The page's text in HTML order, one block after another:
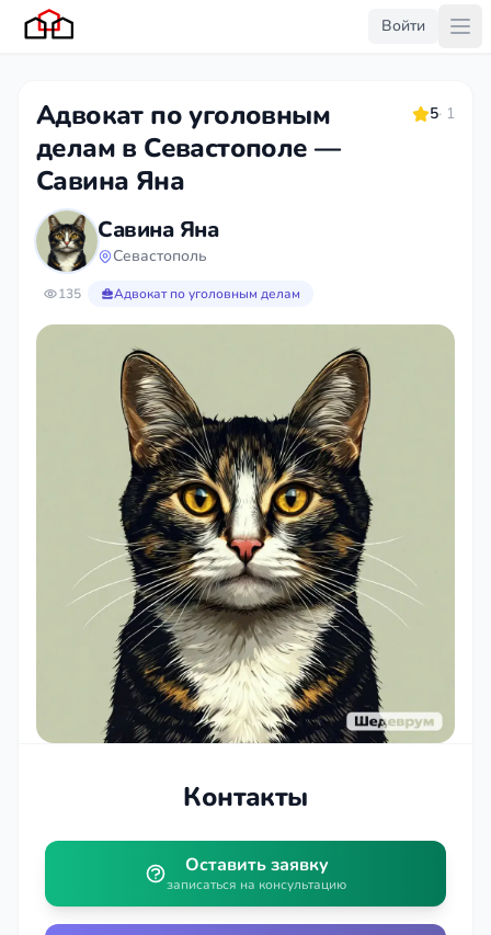
Войти
Адвокат по уголовным
делам в Севастополе —
Савина Яна
5· 1
Савина Яна
Севастополь
135 Адвокат по уголовным делам
Контакты
Оставить заявку
записаться на консультацию